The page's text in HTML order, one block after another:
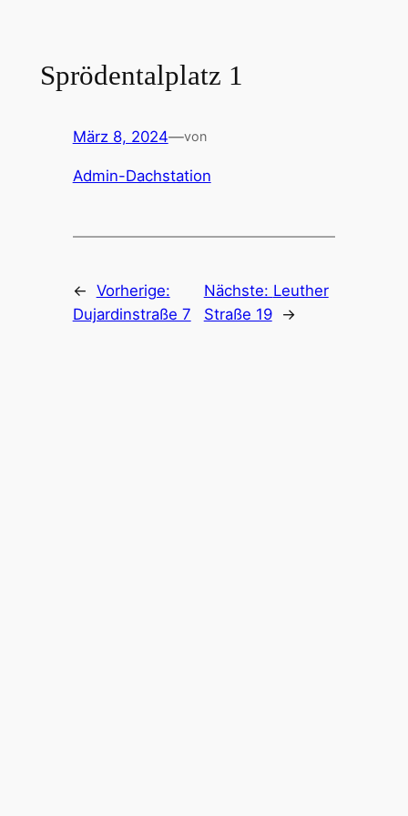
springenSprödentalplatz 1
März 8, 2024—von
Admin-Dachstation
← Vorherige:
Dujardinstraße 7
Nächste: Leuther
Straße 19
→